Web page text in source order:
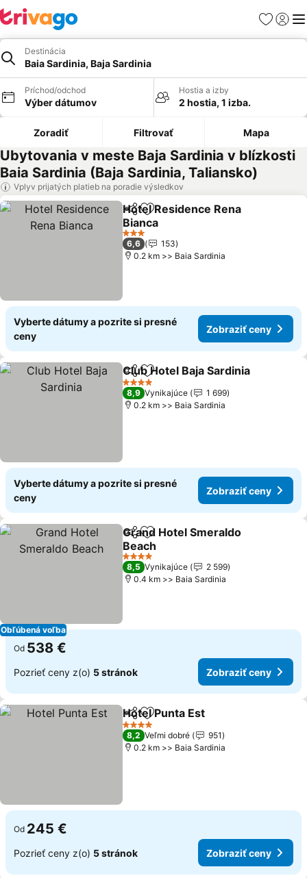
Obľúbené
Destinácia
Baia Sardinia, Baja Sardinia
Príchod/odchod
Výber dátumov
Hostia a izby
2 hostia, 1 izba.
Zoradiť Filtrovať Mapa
Ubytovania v meste Baja Sardinia v blízkosti
Baia Sardinia (Baja Sardinia, Taliansko)
Vplyv prijatých platieb na poradie výsledkov
ZdieľaťPridať do obľúbených
Hotel Residence Rena
Bianca
3 Počet hviezdičiek
6,6
153
0.2 km >> Baia Sardinia
Vyberte dátumy a pozrite si presné
ceny
Zobraziť ceny
ZdieľaťPridať do obľúbených
Club Hotel Baja Sardinia
4 Počet hviezdičiek
8,9 Vynikajúce
1 699
0.2 km >> Baia Sardinia
Vyberte dátumy a pozrite si presné
ceny
Zobraziť ceny
Obľúbená voľba
ZdieľaťPridať do obľúbených
Grand Hotel Smeraldo
Beach
4 Počet hviezdičiek
8,5 Vynikajúce
2 599
0.4 km >> Baia Sardinia
Od 538 €
Pozrieť ceny z(o) 5 stránok Zobraziť ceny
ZdieľaťPridať do obľúbených
Hotel Punta Est
4 Počet hviezdičiek
8,2 Veľmi dobré
951
0.2 km >> Baia Sardinia
Od 245 €
Pozrieť ceny z(o) 5 stránok Zobraziť ceny